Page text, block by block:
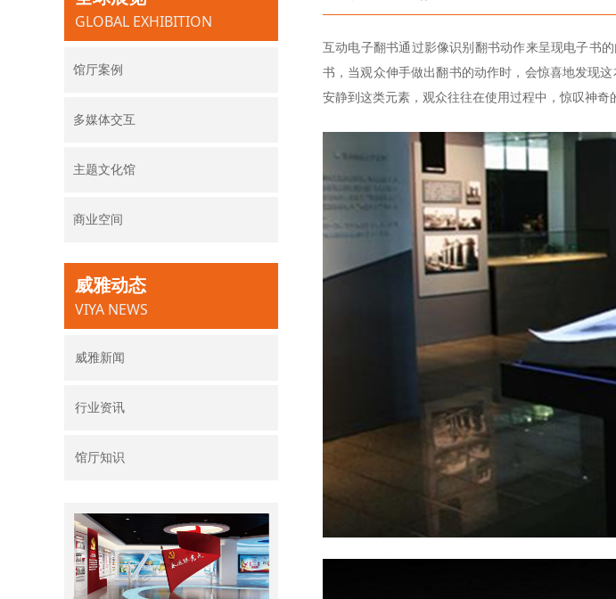
互动电子翻书通过影像识别翻书动作来呈现电子书
书，当观众伸手做出翻书的动作时，会惊喜地发现
安静到这类元素，观众往往在使用过程中，惊叹神奇
GLOBAL EXHIBITION
威雅新闻
行业资讯
馆厅知识
威雅动态
VIYA NEWS
馆厅案例
多媒体交互
主题文化馆
商业空间